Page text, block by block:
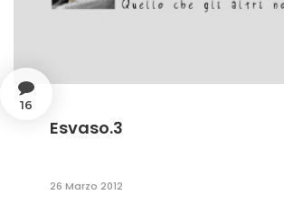
16
Esvaso.3
26 Marzo 2012